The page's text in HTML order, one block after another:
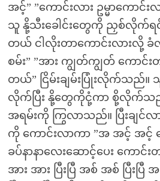
အင့်” ”ကောင်းလား ဥမ္မာကောင်းလ
သူ နို့သီးခေါင်းတွေကို ညှစ်လိုက်ရင်
တယ် ငါလိုးတာကောင်းလားလို့ ခံလို့
စမ်း” ”အား ကျွတ်ကျွတ် ကော
တယ်” ငြိမ်းချမ်းပြုံးလိုက်သည်။
လိုက်ပြီး နို့တွေကိုငုံ့ကာ စို့လိုက်သည်
အရမ်းကို ကြွလာသည်။ ပြီးချင်
ကို ကောင်းလာကာ ”အ အင့် အင့်
ခပ်နာနာလေးဆောင့်ပေး ကော
အား အား ပြီးပြီ အစ် အစ် ပြီးပြီ အ